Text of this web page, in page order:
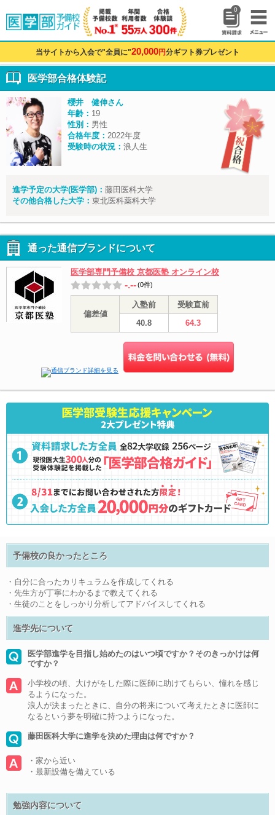
0
当サイトから入会で"全員に"20,000円分ギフト券プレゼント
医学部合格体験記
櫻井 健伸さん
年齢： 19
性別： 男性
合格年度： 2022年度
受験時の状況： 浪人生
進学予定の大学(医学部)： 藤田医科大学
その他合格した大学： 東北医科薬科大学
通った通信ブランドについて
医学部専門予備校 京都医塾 オンライン校
-.--(0件)
偏差値
入塾前
受験直前
40.8
64.3
予備校の良かったところ
・自分に合ったカリキュラムを作成してくれる
・先生方が丁寧にわかるまで教えてくれる
・生徒のことをしっかり分析してアドバイスしてくれる
進学先について
医学部進学を目指し始めたのはいつ頃ですか？そのきっかけは何
ですか？
小学校の頃、大けがをした際に医師に助けてもらい、憧れを感じ
るようになった。
浪人が決まったときに、自分の将来について考えたときに医師に
なるという夢を明確に持つようになった。
藤田医科大学に進学を決めた理由は何ですか？
・家から近い
・最新設備を備えている
勉強内容について